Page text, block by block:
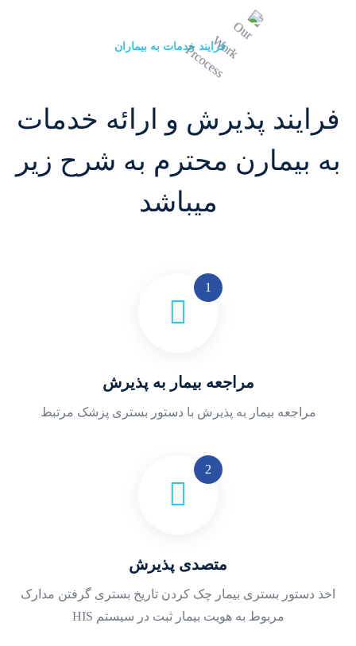
فرایند خدمات به بیماران
فرایند پذیرش و ارائه خدمات
به بیمارن محترم به شرح زیر
میباشد
مراجعه بیمار به پذیرش
مراجعه بیمار به پذیرش با دستور بستری پزشک مرتبط
متصدی پذیرش
اخذ دستور بستری بیمار چک کردن تاریخ بستری گرفتن مدارک
مربوط به هویت بیمار ثبت در سیستم HIS